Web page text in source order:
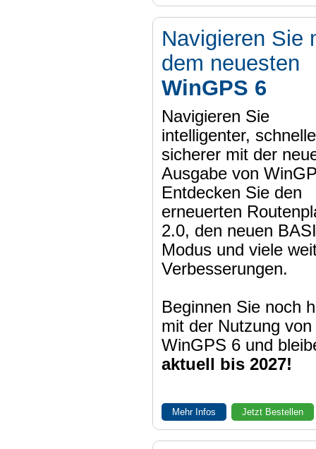
Navigieren Sie
dem neuesten
WinGPS 6
Navigieren Sie
intelligenter,
sicherer mit der
Ausgabe von
Entdecken Sie den
erneuerten
2.0, den neuen
Modus und viele
Verbesserungen.
Beginnen Sie noch
mit der Nutzung von
WinGPS 6 und
aktuell bis 2027!
Mehr Infos Jetzt Bestellen